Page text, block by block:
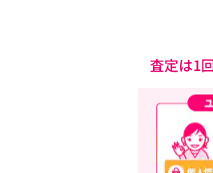
査定は1